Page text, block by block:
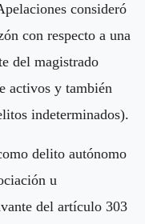
consideró
con respecto a una
del magistrado
activos y también
indeterminados).
delito autónomo
u
del artículo 303